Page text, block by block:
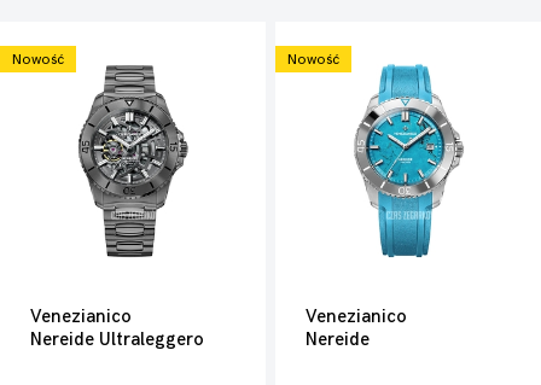
Nowość
Venezianico
Nereide Ultraleggero
Nowość
Venezianico
Nereide